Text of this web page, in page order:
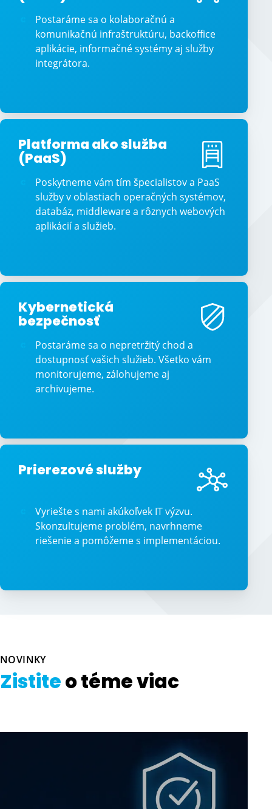
Postaráme sa o kolaboračnú a
komunikačnú infraštruktúru, backoffice
aplikácie, informačné systémy aj služby
integrátora.
Platforma ako služba
(PaaS)
Poskytneme vám tím špecialistov a PaaS
služby v oblastiach operačných systémov,
databáz, middleware a rôznych webových
aplikácií a služieb.
Kybernetická
bezpečnosť
Postaráme sa o nepretržitý chod a
dostupnosť vašich služieb. Všetko vám
monitorujeme, zálohujeme aj
archivujeme.
Prierezové služby
Vyriešte s nami akúkoľvek IT výzvu.
Skonzultujeme problém, navrhneme
riešenie a pomôžeme s implementáciou.
NOVINKY
Zistiteo téme viac